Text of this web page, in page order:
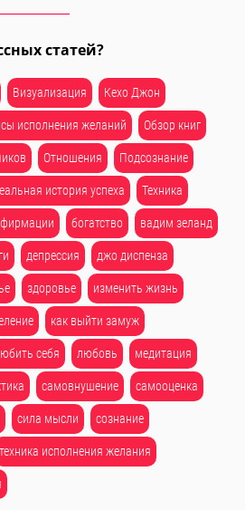
статей?
Визуализация Кехо Джон
исполнения желаний Обзор книг
Отношения Подсознание
история успеха Техника
богатство вадим зеланд
депрессия джо диспенза
здоровье изменить жизнь
как выйти замуж
себя любовь медитация
самовнушение самооценка
сила мысли сознание
техника исполнения желания